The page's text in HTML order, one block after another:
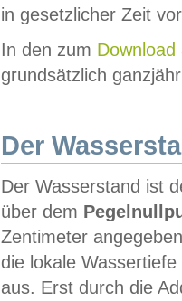
in gesetzlicher Zeit
In den zum Download
grundsätzlich
Der
Der Wasserstand ist
über dem
Zentimeter
die lokale
aus. Erst durch die